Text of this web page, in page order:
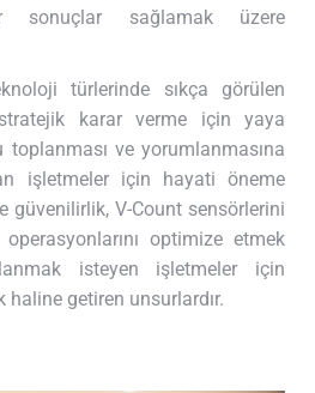
sonuçlar sağlamak üzere
türlerinde sıkça görülen
karar verme için yaya
ve yorumlanmasına
işletmeler için hayati öneme
güvenilirlik, V-Count sensörlerini
optimize etmek
isteyen işletmeler için
getiren unsurlardır.